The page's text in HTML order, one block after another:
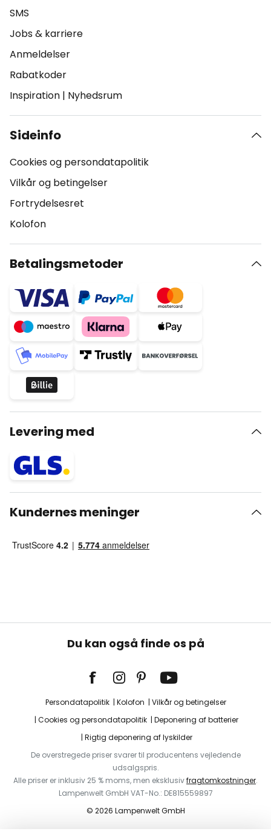
SMS
Jobs & karriere
Anmeldelser
Rabatkoder
Inspiration | Nyhedsrum
Sideinfo
Cookies og persondatapolitik
Vilkår og betingelser
Fortrydelsesret
Kolofon
Betalingsmetoder
Levering med
Kundernes meninger
Du kan også finde os på
Persondatapolitik Kolofon
Vilkår og betingelser
Cookies og persondatapolitik
Deponering af batterier
Rigtig deponering af lyskilder
De overstregede priser svarer til producentens vejledende
udsalgspris.
Alle priser er inklusiv 25 % moms, men eksklusivfragtomkostninger.
Lampenwelt GmbH VAT-No.: DE815559897
© 2026 Lampenwelt GmbH